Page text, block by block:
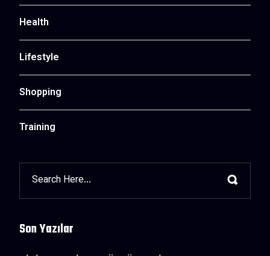
Health
Lifestyle
Shopping
Training
Son Yazılar